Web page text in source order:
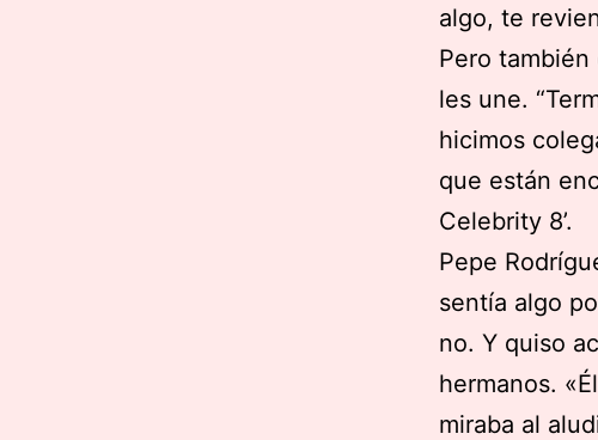
algo, te
Pero
les une.
hicimos
que están
Celebrity 8’.
Pepe
sentía algo
no. Y quiso
hermanos.
miraba al